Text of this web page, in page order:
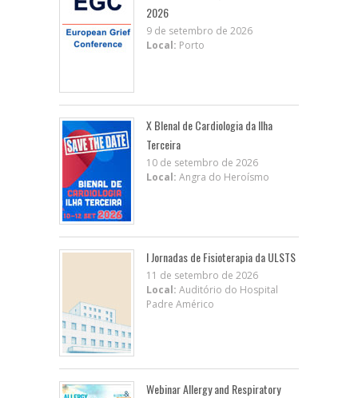
2026
9 de setembro de 2026
Local: Porto
X BIenal de Cardiologia da Ilha
Terceira
10 de setembro de 2026
Local: Angra do Heroísmo
I Jornadas de Fisioterapia da ULSTS
11 de setembro de 2026
Local: Auditório do Hospital
Padre Américo
Webinar Allergy and Respiratory